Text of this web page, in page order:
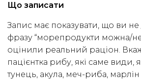
Що записати
Запис має показувати, що ви не
фразу “морепродукти можна/
оцінили реальний раціон.
пацієнтка рибу, які саме види,
тунець, акула, меч-риба, марлін